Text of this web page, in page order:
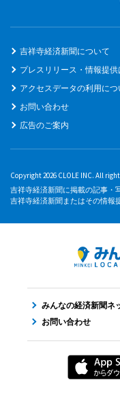
吉祥寺経済新聞について
プレスリリース・情報提供
アクセスデータの利用につ
お問い合わせ
広告のご案内
Copyright 2026 CLOLE INC. All
吉祥寺経済新聞に掲載の記事・
吉祥寺経済新聞またはその情報
みんなの経済新聞ネ
お問い合わせ